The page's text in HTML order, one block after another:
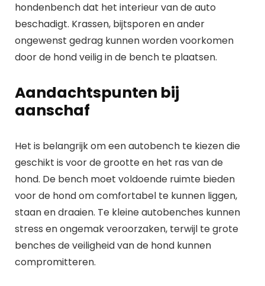
hondenbench dat het interieur van de auto
beschadigt. Krassen, bijtsporen en ander
ongewenst gedrag kunnen worden voorkomen
door de hond veilig in de bench te plaatsen.
Aandachtspunten bij
aanschaf
Het is belangrijk om een autobench te kiezen die
geschikt is voor de grootte en het ras van de
hond. De bench moet voldoende ruimte bieden
voor de hond om comfortabel te kunnen liggen,
staan en draaien. Te kleine autobenches kunnen
stress en ongemak veroorzaken, terwijl te grote
benches de veiligheid van de hond kunnen
compromitteren.